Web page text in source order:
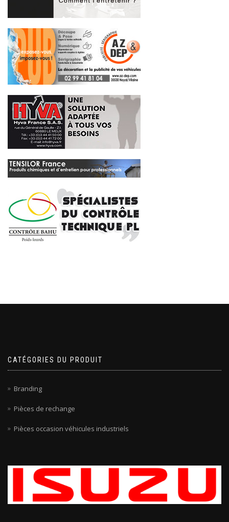
CATÉGORIES DU PRODUIT
Branding
Pièces de rechange
Pièces occasion véhicules industriels